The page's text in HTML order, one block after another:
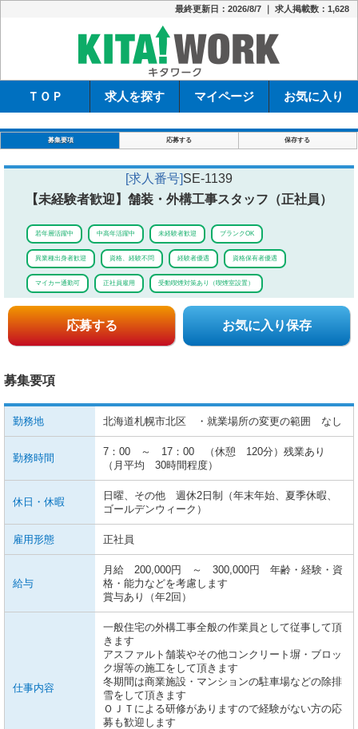
最終更新日：2026/8/7 ｜ 求人掲載数：1,628
ＴＯＰ 求人を探す マイページ お気に入り
募集要項 応募する 保存する
[求人番号]SE-1139
【未経験者歓迎】舗装・外構工事スタッフ（正社員）
若年層活躍中 中高年活躍中 未経験者歓迎 ブランクOK
異業種出身者歓迎 資格、経験不問 経験者優遇 資格保有者優遇
マイカー通勤可 正社員雇用 受動喫煙対策あり（喫煙室設置）
応募する お気に入り保存
募集要項
勤務地 北海道札幌市北区 ・就業場所の変更の範囲 なし
勤務時間
7：00 ～ 17：00 （休憩 120分）残業あり
（月平均 30時間程度）
休日・休暇
日曜、その他 週休2日制（年末年始、夏季休暇、
ゴールデンウィーク）
雇用形態 正社員
給与
月給 200,000円 ～ 300,000円 年齢・経験・資
格・能力などを考慮します
賞与あり（年2回）
仕事内容
一般住宅の外構工事全般の作業員として従事して頂
きます
アスファルト舗装やその他コンクリート塀・ブロッ
ク塀等の施工をして頂きます
冬期間は商業施設・マンションの駐車場などの除排
雪をして頂きます
ＯＪＴによる研修がありますので経験がない方の応
募も歓迎します